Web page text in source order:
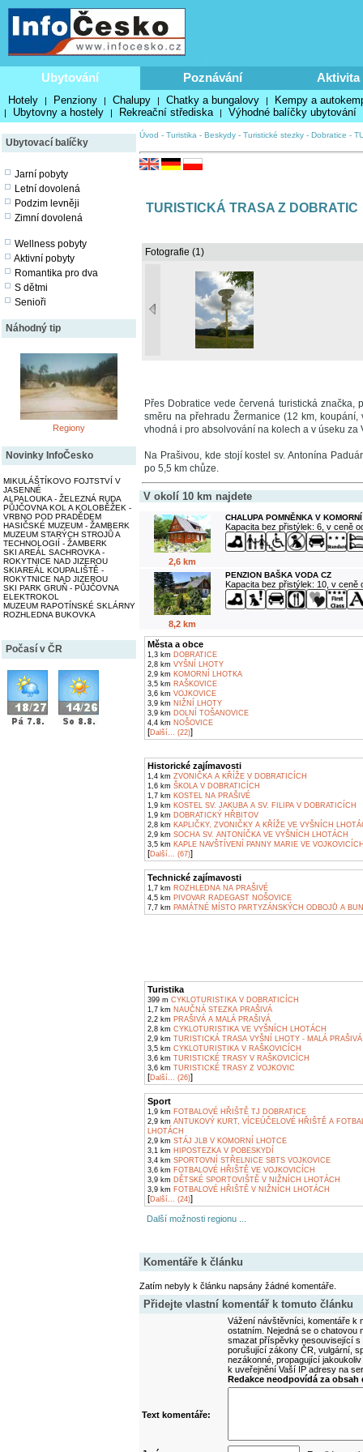
Ubytování Poznávání Aktivita
Hotely | Penziony | Chalupy | Chatky a bungalovy | Kempy a
| Ubytovny a hostely | Rekreační střediska | Výhodné balíčky ubytování
Ubytovací balíčky
Jarní pobyty
Letní dovolená
Podzim levněji
Zimní dovolená
Wellness pobyty
Aktivní pobyty
Romantika pro dva
S dětmi
Senioři
Náhodný tip
Regiony
Novinky InfoČesko
MIKULÁŠTÍKOVO FOJTSTVÍ V
JASENNÉ
ALPALOUKA - ŽELEZNÁ RUDA
PŮJČOVNA KOL A KOLOBĚŽEK -
VRBNO POD PRADĚDEM
HASIČSKÉ MUZEUM - ŽAMBERK
MUZEUM STARÝCH STROJŮ A
TECHNOLOGIÍ - ŽAMBERK
SKI AREÁL SACHROVKA -
ROKYTNICE NAD JIZEROU
SKIAREÁL KOUPALIŠTĚ -
ROKYTNICE NAD JIZEROU
SKI PARK GRUŇ - PŮJČOVNA
ELEKTROKOL
MUZEUM RAPOTÍNSKÉ SKLÁRNY
ROZHLEDNA BUKOVKA
Počasí v ČR
Úvod - Turistika - Beskydy - Turistické stezky - Dobratice -
TURISTICKÁ TRASA Z DOBRATIC
Fotografie (1)
Přes Dobratice vede červená turistická
směru na přehradu Žermanice (12 km,
vhodná i pro absolvování na kolech a v úseku
Na Prašivou, kde stojí kostel sv. Antonína
po 5,5 km chůze.
V okolí 10 km najdete
2,6 km
CHALUPA POMNĚNKA V
Kapacita bez přistýlek: 6, v ceně
8,2 km
PENZION BAŠKA VODA CZ
Kapacita bez přistýlek: 10, v ceně
Města a obce
1,3 km DOBRATICE
2,8 km VYŠNÍ LHOTY
2,9 km KOMORNÍ LHOTKA
3,5 km RAŠKOVICE
3,6 km VOJKOVICE
3,9 km NIŽNÍ LHOTY
3,9 km DOLNÍ TOŠANOVICE
4,4 km NOŠOVICE
[Další... (22)]
Historické zajímavosti
1,4 km ZVONIČKA A KŘÍŽE V DOBRATICÍCH
1,6 km ŠKOLA V DOBRATICÍCH
1,7 km KOSTEL NA PRAŠIVÉ
1,9 km KOSTEL SV. JAKUBA A SV. FILIPA V DOBRATICÍCH
1,9 km DOBRATICKÝ HŘBITOV
2,8 km KAPLIČKY, ZVONIČKY A KŘÍŽE VE VYŠNÍCH
2,9 km SOCHA SV. ANTONÍČKA VE VYŠNÍCH LHOTÁCH
3,5 km KAPLE NAVŠTÍVENÍ PANNY MARIE VE
[Další... (67)]
Technické zajímavosti
1,7 km ROZHLEDNA NA PRAŠIVÉ
4,5 km PIVOVAR RADEGAST NOŠOVICE
7,7 km PAMÁTNÉ MÍSTO PARTYZÁNSKÝCH ODBOJŮ A
Turistika
399 m CYKLOTURISTIKA V DOBRATICÍCH
1,7 km NAUČNÁ STEZKA PRAŠIVÁ
2,2 km PRAŠIVÁ A MALÁ PRAŠIVÁ
2,8 km CYKLOTURISTIKA VE VYŠNÍCH LHOTÁCH
2,9 km TURISTICKÁ TRASA VYŠNÍ LHOTY - MALÁ PRAŠIVÁ
3,5 km CYKLOTURISTIKA V RAŠKOVICÍCH
3,6 km TURISTICKÉ TRASY V RAŠKOVICÍCH
3,6 km TURISTICKÉ TRASY Z VOJKOVIC
[Další... (26)]
Sport
1,9 km FOTBALOVÉ HŘIŠTĚ TJ DOBRATICE
2,9 km ANTUKOVÝ KURT, VÍCEÚČELOVÉ HŘIŠTĚ A
LHOTÁCH
2,9 km STÁJ JLB V KOMORNÍ LHOTCE
3,1 km HIPOSTEZKA V POBESKYDÍ
3,4 km SPORTOVNÍ STŘELNICE SBTS VOJKOVICE
3,6 km FOTBALOVÉ HŘIŠTĚ VE VOJKOVICÍCH
3,9 km DĚTSKÉ SPORTOVIŠTĚ V NIŽNÍCH LHOTÁCH
3,9 km FOTBALOVÉ HŘIŠTĚ V NIŽNÍCH LHOTÁCH
[Další... (24)]
Další možnosti regionu ...
Komentáře k článku
Zatím nebyly k článku napsány žádné komentáře.
Přidejte vlastní komentář k tomuto článku
Vážení návštěvníci, komentáře k
ostatním. Nejedná se o
smazat příspěvky nesouvisející
porušující zákony ČR, vulgární,
nezákonné, propagující
k uveřejnění Vaší IP adresy na
Redakce neodpovídá za
Text komentáře: